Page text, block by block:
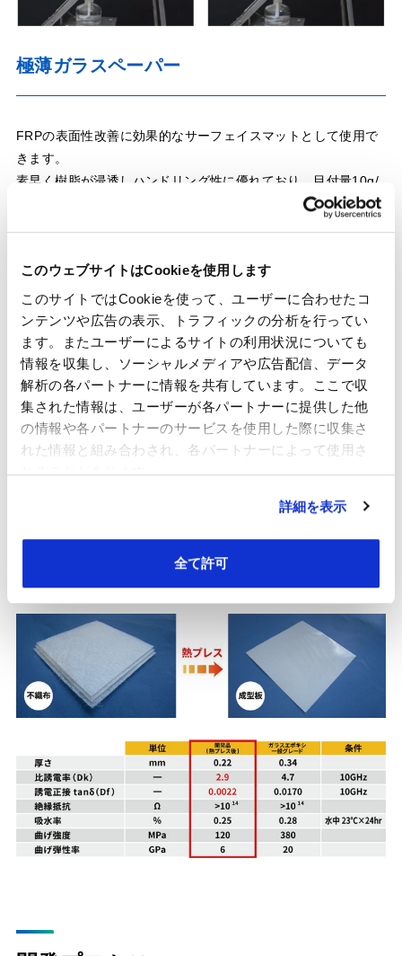
このウェブサイトはCookieを使用します
このサイトではCookieを使って、ユーザーに合わせたコ
ンテンツや広告の表示、トラフィックの分析を行ってい
ます。またユーザーによるサイトの利用状況についても
情報を収集し、ソーシャルメディアや広告配信、データ
解析の各パートナーに情報を共有しています。ここで収
集された情報は、ユーザーが各パートナーに提供した他
の情報や各パートナーのサービスを使用した際に収集さ
れた情報と組み合わされ、各パートナーによって使用さ
れることがあります。
詳細を表示
全て許可
極薄ガラスペーパー
FRPの表面性改善に効果的なサーフェイスマットとして使用で
きます。
素早く樹脂が浸透しハンドリング性に優れており、目付量10g/
㎡の極薄タイプであれば金型のクリアランス変更が不要で、型
低誘電ガラス複合素材
高い曲げ強度・曲げ弾性率と低吸水率を備えながら、10GHz帯
高寸法安定性・高耐熱性も兼ね備えており、プリント配線基板
やアンテナ・センサーのほか、筐体等の3D形状への成型にも対
応しています。